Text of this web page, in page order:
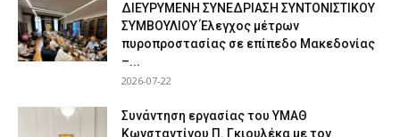
ΔΙΕΥΡΥΜΕΝΗ ΣΥΝΕΔΡΙΑΣΗ ΣΥΝΤΟΝΙΣΤΙΚΟΥ
ΣΥΜΒΟΥΛΙΟΥ Έλεγχος μέτρων
πυροπροστασίας σε επίπεδο Μακεδονίας
–...
2026-07-22
Συνάντηση εργασίας του ΥΜΑΘ
Κωνσταντίνου Π. Γκιουλέκα με τον